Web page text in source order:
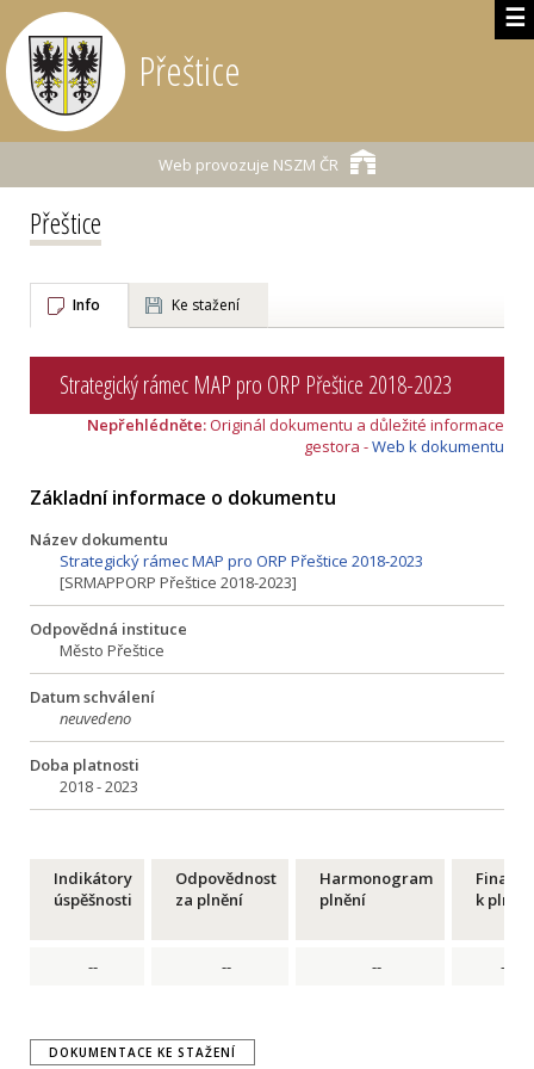
☰
Přeštice
Web provozuje NSZM ČR
Přeštice
Info Ke stažení
Strategický rámec MAP pro ORP Přeštice 2018-2023
Nepřehlédněte:Originál dokumentu a důležité informace
gestora -Web k dokumentu
Základní informace o dokumentu
Název dokumentu
Strategický rámec MAP pro ORP Přeštice 2018-2023
[SRMAPPORP Přeštice 2018-2023]
Odpovědná instituce
Město Přeštice
Datum schválení
neuvedeno
Doba platnosti
2018 - 2023
Indikátory
úspěšnosti
Odpovědnost
za plnění
Harmonogram
plnění
Finance
k plnění
-- -- -- --
DOKUMENTACE KE STAŽENÍ